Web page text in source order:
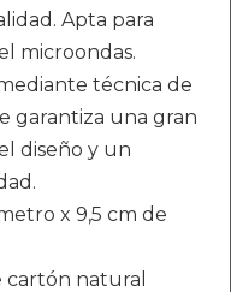
Apta para
microondas.
técnica de
garantiza una gran
diseño y un
x 9,5 cm de
cartón natural